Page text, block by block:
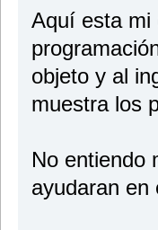
nombre =
}
public void
apellidos =
}
public void
public void
casado =
}
Aquí esta mi
objeto y al
muestra los
No entiendo
ayudaran en